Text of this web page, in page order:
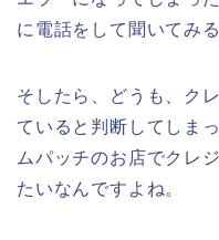
に電話をして聞いてみ
そしたら、どうも、ク
ていると判断してしま
ムパッチのお店でクレ
たいなんですよね。